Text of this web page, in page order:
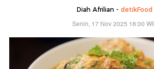
Diah Afrilian - detikFood
Senin, 17 Nov 2025 18:00